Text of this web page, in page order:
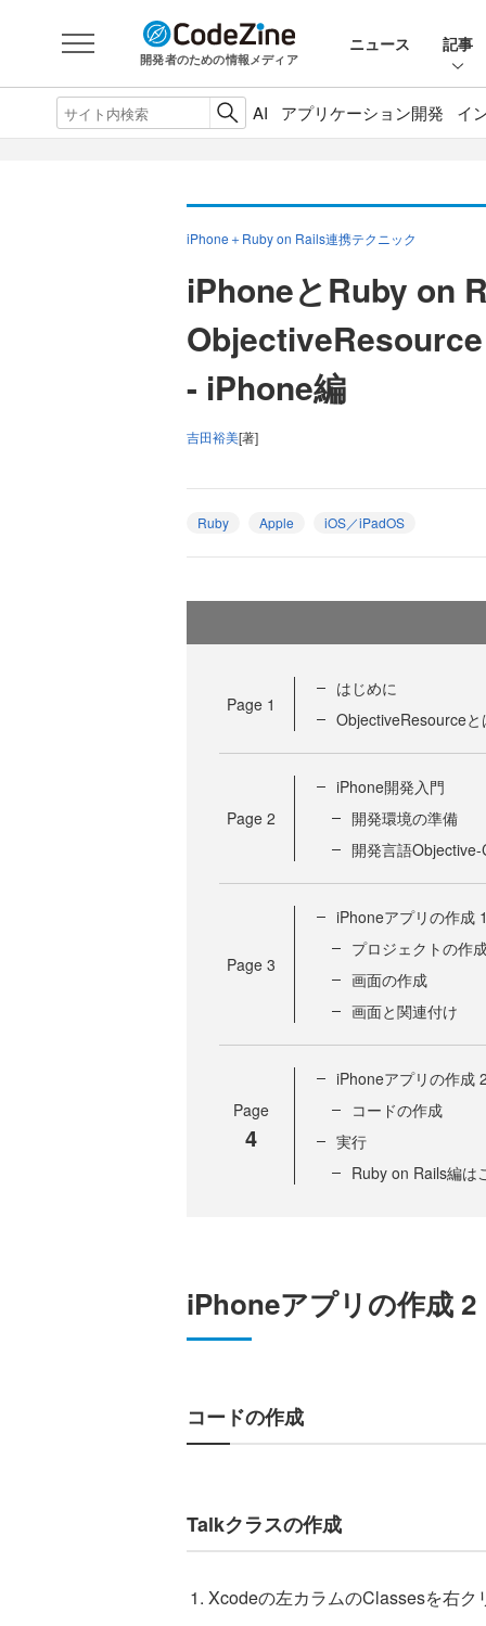
開発者のための情報メディア
ニュース 記事
AI アプリケーション開発 イ
iPhone＋Ruby on Rails連携テクニック
iPhoneとRuby on
ObjectiveResource
- iPhone編
吉田裕美[著]
Ruby Apple iOS／iPadOS
Page 1
はじめに
ObjectiveResourceと
Page 2
iPhone開発入門
開発環境の準備
開発言語Objective-
Page 3
iPhoneアプリの作成 1
プロジェクトの作
画面の作成
画面と関連付け
Page
4
iPhoneアプリの作成 2
コードの作成
実行
Ruby on Rails編は
iPhoneアプリの作成 2
コードの作成
Talkクラスの作成
Xcodeの左カラムのClassesを右ク